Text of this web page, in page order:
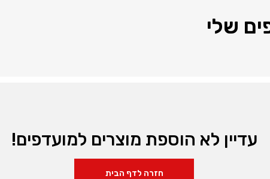
שכחתי סיסמה
שלי
עדיין לא הוספת מוצרים למועדפים!
חזרה לדף הבית